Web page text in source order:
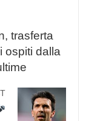
trasferta
ospiti dalla